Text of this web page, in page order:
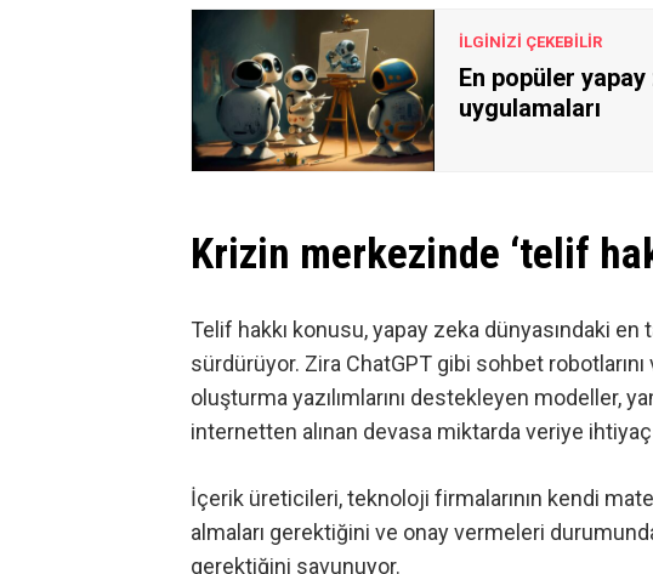
İLGİNİZİ ÇEKEBİLİR
En popüler
uygulamaları
Krizin merkezinde ‘telif
Telif hakkı konusu, yapay zeka dünyasındaki en
sürdürüyor. Zira ChatGPT gibi sohbet
oluşturma yazılımlarını destekleyen modeller,
internetten alınan devasa miktarda veriye
İçerik üreticileri, teknoloji firmalarının kendi
almaları gerektiğini ve onay vermeleri
gerektiğini savunuyor.